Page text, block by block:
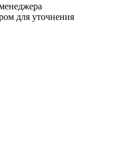
для уточнения